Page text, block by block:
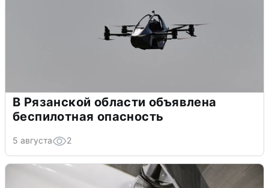
В Рязанской области объявлена
беспилотная опасность
5 августа 2